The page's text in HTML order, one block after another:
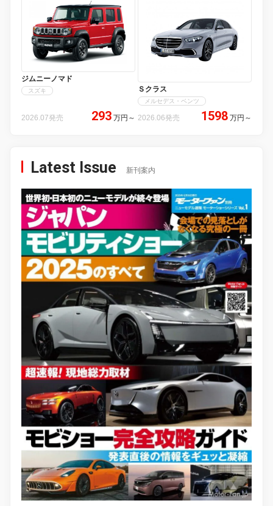
ジムニーノマド
スズキ
2026.07発売 293 万円 ～
Ｓクラス
メルセデス・ベンツ
2026.06発売 1598 万円 ～
Latest Issue 新刊案内